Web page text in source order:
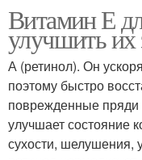
Витамин Е
улучшить их
А (ретинол). Он
поэтому быстро
поврежденные
улучшает состояние
сухости, шелушения,